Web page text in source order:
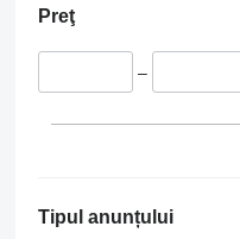
Preţ
–
Tipul anunțului